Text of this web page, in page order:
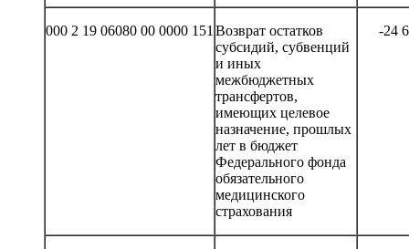
000 2 19 06080 00 0000 151 Возврат остатков
субсидий, субвенций
и иных
межбюджетных
трансфертов,
имеющих целевое
назначение, прошлых
лет в бюджет
Федерального фонда
обязательного
медицинского
страхования
-24